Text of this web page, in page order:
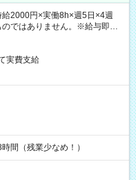
2000円×実働8h×週5日×4週
ではありません。※給与即受
）
実費支給
間（残業少なめ！）